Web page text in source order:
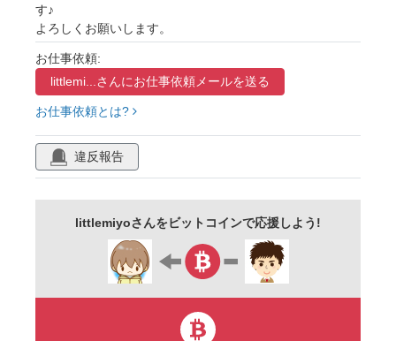
す♪
よろしくお願いします。
お仕事依頼:
littlemi...さんにお仕事依頼メールを送る
お仕事依頼とは?
違反報告
littlemiyoさんをビットコインで応援しよう!